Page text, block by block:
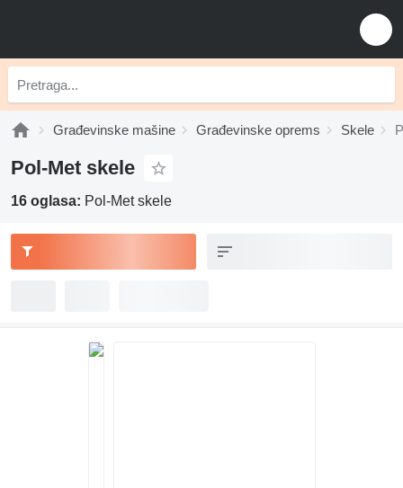
Građevinske mašine Građevinske oprems Skele
Pol-Met skele
16 oglasa: Pol-Met skele